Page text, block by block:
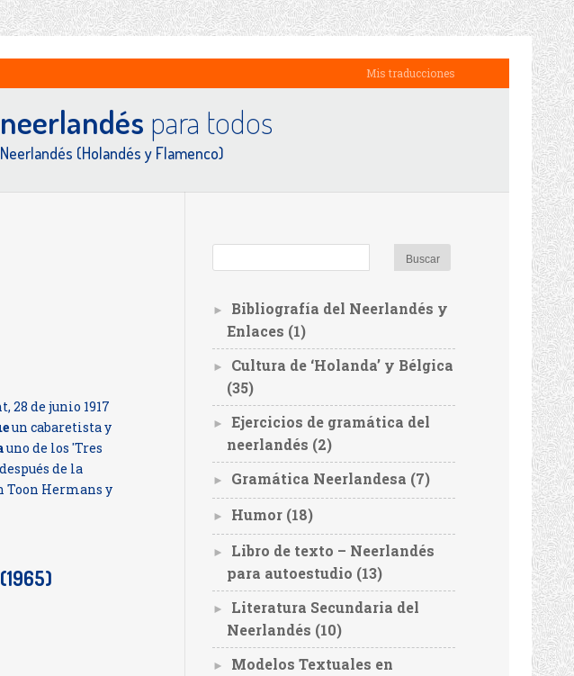
Mis traducciones
neerlandés para todos
Neerlandés (Holandés y Flamenco)
de junio 1917
un cabaretista y
uno de los 'Tres
de la
Toon Hermans y
►
Bibliografía del Neerlandés y
Enlaces (1)
►
Cultura de ‘Holanda’ y Bélgica
(35)
►
Ejercicios de gramática del
neerlandés (2)
► Gramática Neerlandesa (7)
► Humor (18)
►
Libro de texto – Neerlandés
para autoestudio (13)
►
Literatura Secundaria del
Neerlandés (10)
►
Modelos Textuales en